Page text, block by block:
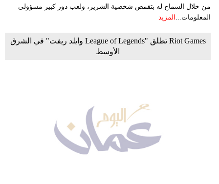
من خلال السماح له بتقمص شخصية الشرير، ولعب دور كبير مسؤولي
المعلومات... المزيد
Riot Games تطلق "League of Legends وايلد ريفت" في الشرق
الأوسط